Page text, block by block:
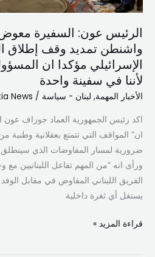
الرئيس عون: السفيرة
واشنطن تمديد وقف إطلاق
الإسرائيلي مؤكدا ان
لأننا في سفينة واحدة
الأخبار المهمة, لبنان - سياسة /
News
اكد رئيس الجمهورية العماد جوزاف عون
ان” المواقف التي تتمتع بعقلانية وطنية
ضرورية لمسار المفاوضات الذي سينطلق
ورأى انه “من المهم تفاعل اللبنانيين
الفريق اللبناني المفاوض في مقابل
يستغل أي ثغرة داخلية
النار
ووقف
الهدم
الإسرائيلي
مؤكدا
المسؤولية
وطنية
مشتركة
لأننا
في
سفينة
قراءة المزيد »